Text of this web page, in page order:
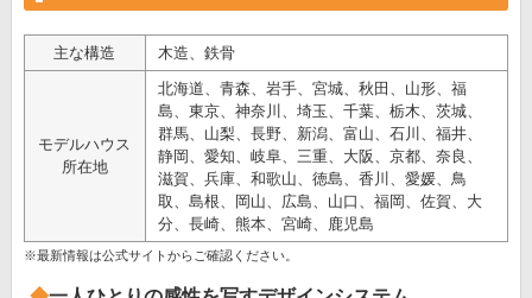
主な構造 木造、鉄骨
モデルハウス
所在地
北海道、青森、岩手、宮城、秋田、山形、福
島、東京、神奈川、埼玉、千葉、栃木、茨城、
群馬、山梨、長野、新潟、富山、石川、福井、
静岡、愛知、岐阜、三重、大阪、京都、奈良、
滋賀、兵庫、和歌山、徳島、香川、愛媛、鳥
取、島根、岡山、広島、山口、福岡、佐賀、大
分、長崎、熊本、宮崎、鹿児島
※最新情報は公式サイトからご確認ください。